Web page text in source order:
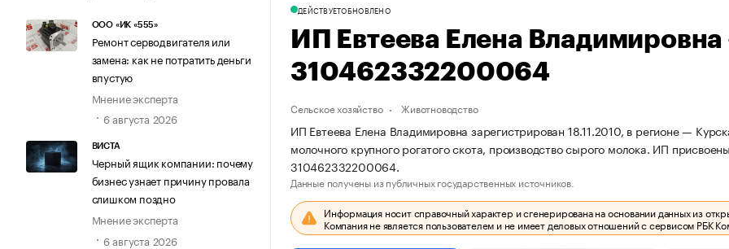
ООО «ИК «555»
Ремонт серводвигателя или
замена: как не потратить деньги
впустую
Мнение эксперта
6 августа 2026
ВИСТА
Черный ящик компании: почему
бизнес узнает причину провала
слишком поздно
Мнение эксперта
6 августа 2026
ДЕЙСТВУЕТОБНОВЛЕНО
ИП Евтеева Елена
310462332200064
Сельское хозяйство Животноводство
ИП Евтеева Елена Владимировна зарегистрирован 18.11.2010, в регионе —
молочного крупного рогатого скота, производство сырого молока. ИП
310462332200064.
Данные получены из публичных государственных источников.
Информация носит справочный характер и сгенерирована на основании данных из
Компания не является пользователем и не имеет деловых отношений с сервисом РБК